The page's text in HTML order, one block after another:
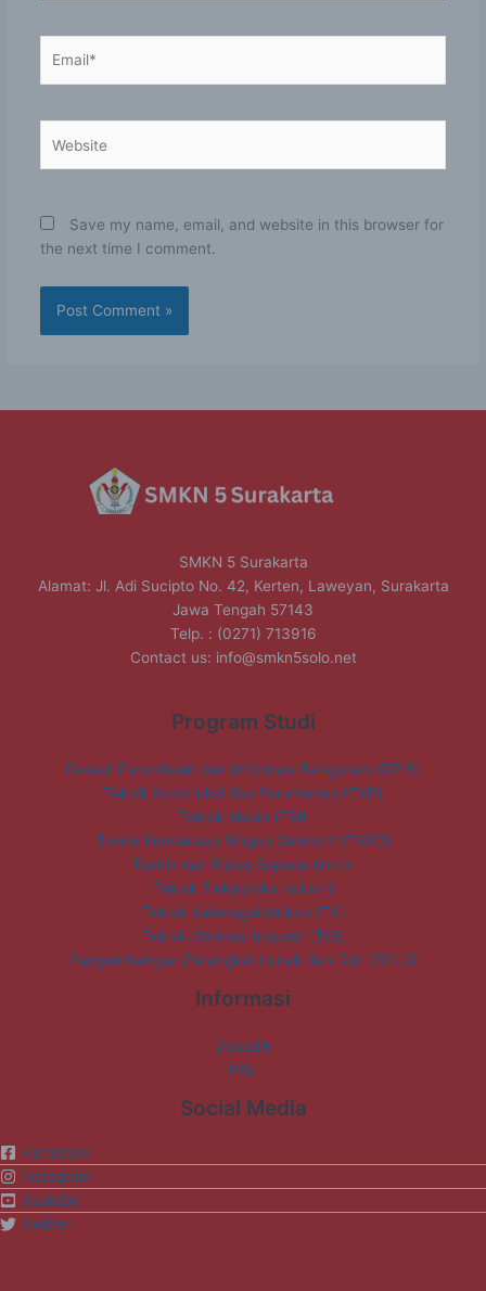
Save my name, email, and website in this browser for
the next time I comment.
SMKN 5 Surakarta
Alamat: Jl. Adi Sucipto No. 42, Kerten, Laweyan, Surakarta
Jawa Tengah 57143
Telp. : (0271) 713916
Contact us: info@smkn5solo.net
Program Studi
Desain Pemodelan dan Informasi Bangunan (DPIB)
Teknik Konstruksi dan Perumahan (TKP)
Teknik Mesin (TM)
Teknik Kendaraan Ringan Otomotif (TKRO)
Teknik dan Bisnis Sepeda Motor
Teknik Elektronika Industri
Teknik Ketenagalistrikan (TK)
Teknik Otomasi Industri (TOI)
Pengembangan Perangkat Lunak dan Gim (PPLG)
Informasi
Dapodik
PKL
Social Media
Facebook
Instagram
Youtube
Twitter